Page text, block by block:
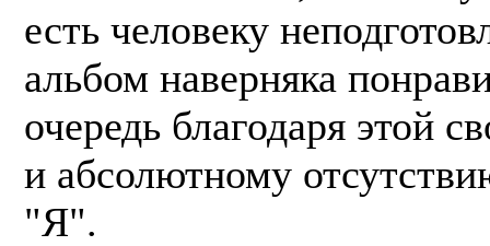
есть человеку
альбом наверняка
очередь благодаря этой
и абсолютному
"Я".